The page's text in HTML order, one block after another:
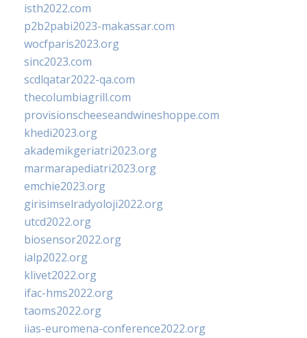
isth2022.com
p2b2pabi2023-makassar.com
wocfparis2023.org
sinc2023.com
scdlqatar2022-qa.com
thecolumbiagrill.com
provisionscheeseandwineshoppe.com
khedi2023.org
akademikgeriatri2023.org
marmarapediatri2023.org
emchie2023.org
girisimselradyoloji2022.org
utcd2022.org
biosensor2022.org
ialp2022.org
klivet2022.org
ifac-hms2022.org
taoms2022.org
iias-euromena-conference2022.org